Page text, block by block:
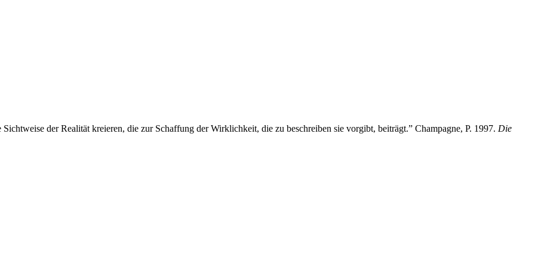
der Realität kreieren, die zur Schaffung der Wirklichkeit, die zu beschreiben sie vorgibt, beiträgt.” Champagne, P. 1997. Die